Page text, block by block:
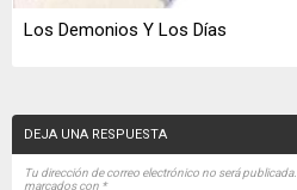
Los Demonios Y Los Días
DEJA UNA RESPUESTA
Tu dirección de correo electrónico no será publicada.
marcados con *